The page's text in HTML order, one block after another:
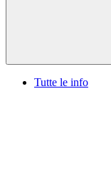
Tutte le info